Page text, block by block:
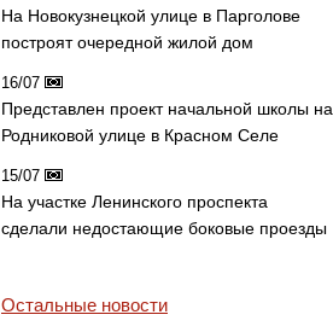
На Новокузнецкой улице в Парголове
построят очередной жилой дом
16/07
Представлен проект начальной школы на
Родниковой улице в Красном Селе
15/07
На участке Ленинского проспекта
сделали недостающие боковые проезды
Остальные новости